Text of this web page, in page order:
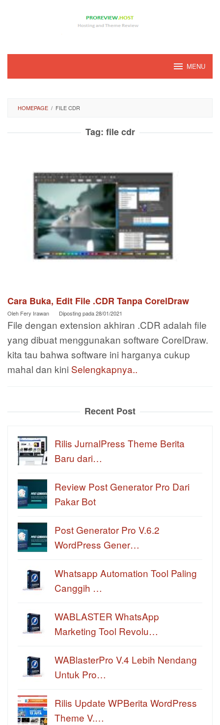
MENU
HOMEPAGE / FILE CDR
Tag: file cdr
Cara Buka, Edit File .CDR Tanpa CorelDraw
Oleh Fery Irawan Diposting pada28/01/2021
File dengan extension akhiran .CDR adalah file
yang dibuat menggunakan software CorelDraw.
kita tau bahwa software ini harganya cukup
mahal dan kini Selengkapnya..
Recent Post
Rilis JurnalPress Theme Berita
Baru dari…
Review Post Generator Pro Dari
Pakar Bot
Post Generator Pro V.6.2
WordPress Gener…
Whatsapp Automation Tool Paling
Canggih …
WABLASTER WhatsApp
Marketing Tool Revolu…
WABlasterPro V.4 Lebih Nendang
Untuk Pro…
Rilis Update WPBerita WordPress
Theme V.…